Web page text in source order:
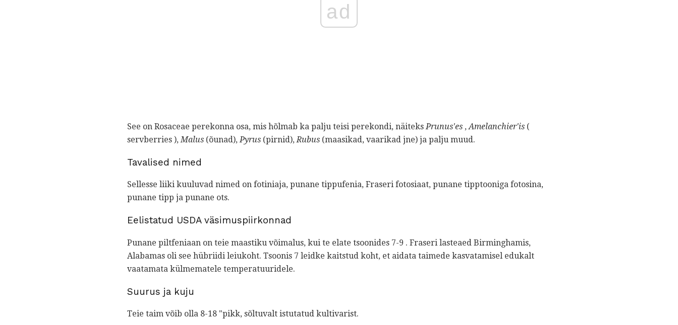
ad
See on Rosaceae perekonna osa, mis hõlmab ka palju teisi perekondi, näiteksPrunus'es ,Amelanchier'is (
servberries ),Malus (õunad),Pyrus (pirnid),Rubus (maasikad, vaarikad jne) ja palju muud.
Tavalised nimed
Sellesse liiki kuuluvad nimed on fotiniaja, punane tippufenia, Fraseri fotosiaat, punane tipptooniga fotosina,
punane tipp ja punane ots.
Eelistatud USDA väsimuspiirkonnad
Punane piltfeniaan on teie maastiku võimalus, kui te elate tsoonides 7-9 . Fraseri lasteaed Birminghamis,
Alabamas oli see hübriidi leiukoht. Tsoonis 7 leidke kaitstud koht, et aidata taimede kasvatamisel edukalt
vaatamata külmematele temperatuuridele.
Suurus ja kuju
Teie taim võib olla 8-18 "pikk, sõltuvalt istutatud kultivarist.